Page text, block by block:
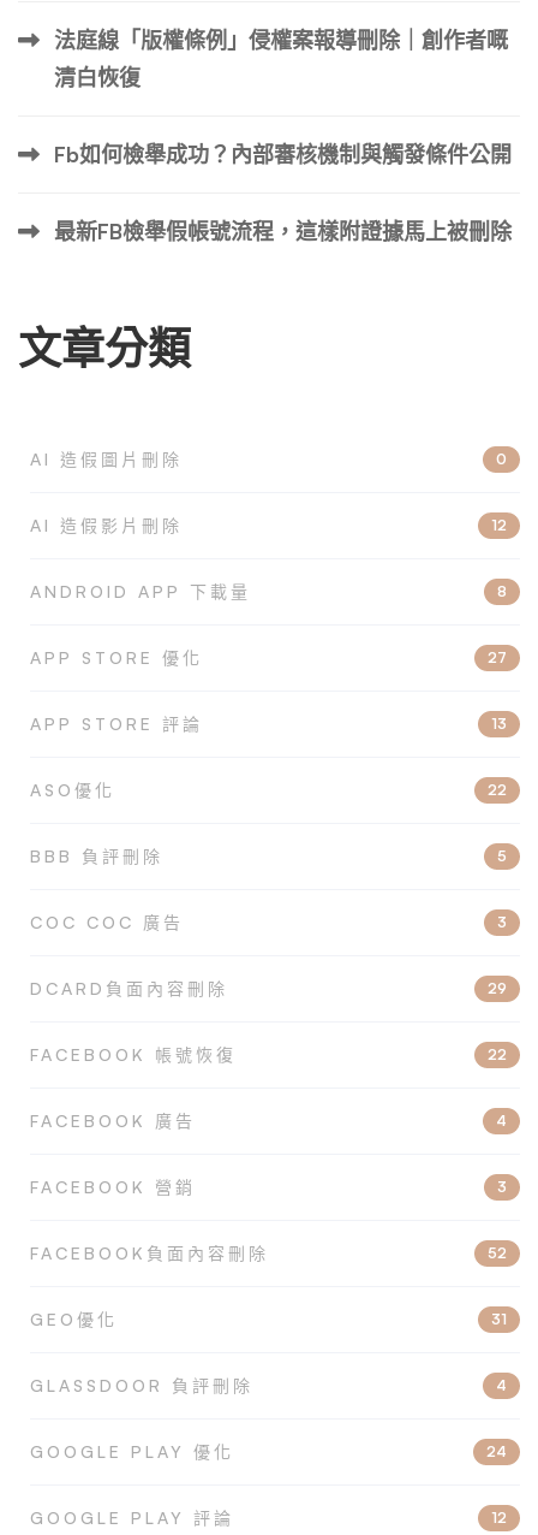
法庭線「版權條例」侵權案報導刪除｜創作者嘅
清白恢復
Fb如何檢舉成功？內部審核機制與觸發條件公開
最新FB檢舉假帳號流程，這樣附證據馬上被刪除
文章分類
AI 造假圖片刪除 0
AI 造假影片刪除 12
ANDROID APP 下載量 8
APP STORE 優化 27
APP STORE 評論 13
ASO優化 22
BBB 負評刪除 5
COC COC 廣告 3
DCARD負面內容刪除 29
FACEBOOK 帳號恢復 22
FACEBOOK 廣告 4
FACEBOOK 營銷 3
FACEBOOK負面內容刪除 52
GEO優化 31
GLASSDOOR 負評刪除 4
GOOGLE PLAY 優化 24
GOOGLE PLAY 評論 12